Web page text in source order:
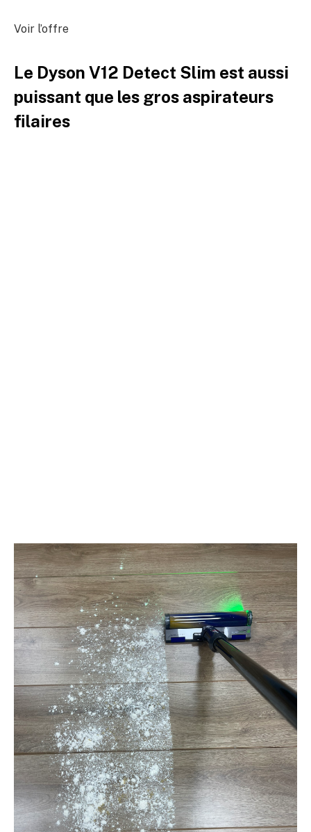
Voir l’offre
Le Dyson V12 Detect Slim est aussi
puissant que les gros aspirateurs
filaires